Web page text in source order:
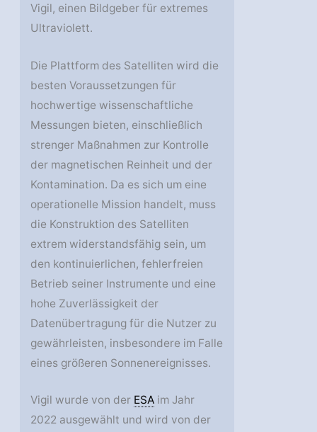
Vigil, einen Bildgeber für extremes
Ultraviolett.
Die Plattform des Satelliten wird die
besten Voraussetzungen für
hochwertige wissenschaftliche
Messungen bieten, einschließlich
strenger Maßnahmen zur Kontrolle
der magnetischen Reinheit und der
Kontamination. Da es sich um eine
operationelle Mission handelt, muss
die Konstruktion des Satelliten
extrem widerstandsfähig sein, um
den kontinuierlichen, fehlerfreien
Betrieb seiner Instrumente und eine
hohe Zuverlässigkeit der
Datenübertragung für die Nutzer zu
gewährleisten, insbesondere im Falle
eines größeren Sonnenereignisses.
Vigil wurde von der ESA im Jahr
2022 ausgewählt und wird von der